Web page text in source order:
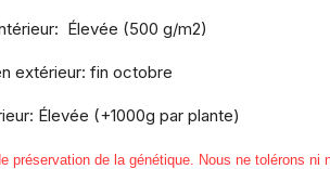
Élevée (500 g/m2)
extérieur: fin octobre
Élevée (+1000g par plante)
de la génétique. Nous ne tolérons ni